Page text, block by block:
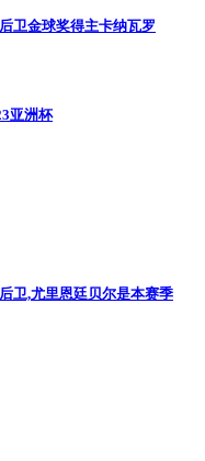
卫金球奖得主卡纳瓦罗
亚洲杯
卫,尤里恩廷贝尔是本赛季